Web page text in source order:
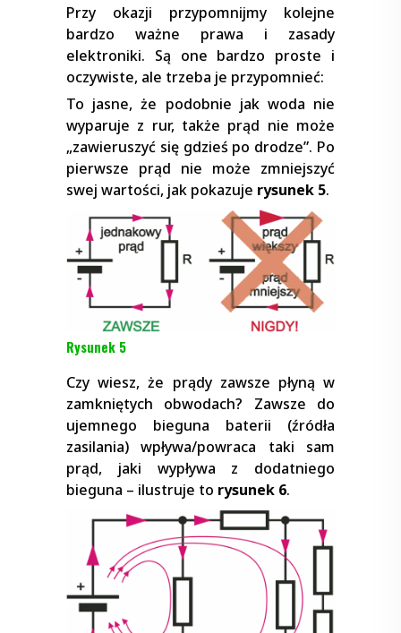
Przy okazji przypomnijmy kolejne
bardzo ważne prawa i zasady
elektroniki. Są one bardzo proste i
oczywiste, ale trzeba je przypomnieć:
To jasne, że podobnie jak woda nie
wyparuje z rur, także prąd nie może
„zawieruszyć się gdzieś po drodze”. Po
pierwsze prąd nie może zmniejszyć
swej wartości, jak pokazuje rysunek 5.
Rysunek 5
Czy wiesz, że prądy zawsze płyną w
zamkniętych obwodach? Zawsze do
ujemnego bieguna baterii (źródła
zasilania) wpływa/powraca taki sam
prąd, jaki wypływa z dodatniego
bieguna – ilustruje to rysunek 6.